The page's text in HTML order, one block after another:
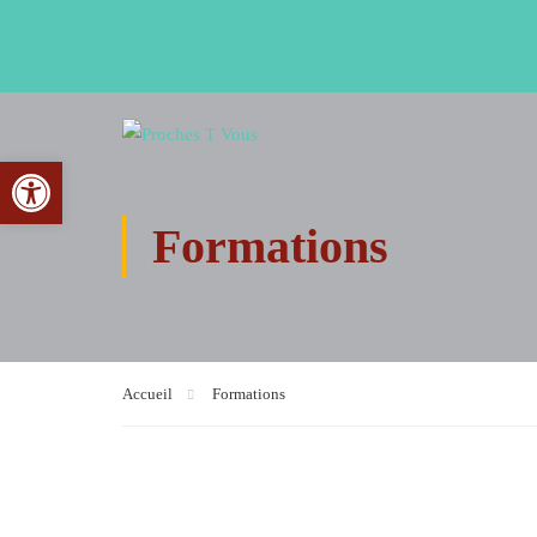
Formations
Accueil Formations
Ouvrir la barre d’outils